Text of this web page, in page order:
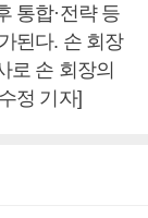
통합·전략 등
된다. 손 회장
로 손 회장의
정 기자]